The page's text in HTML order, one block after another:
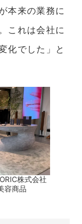
本来の業務に
これは会社に
化でした」と
株式会社
容商品